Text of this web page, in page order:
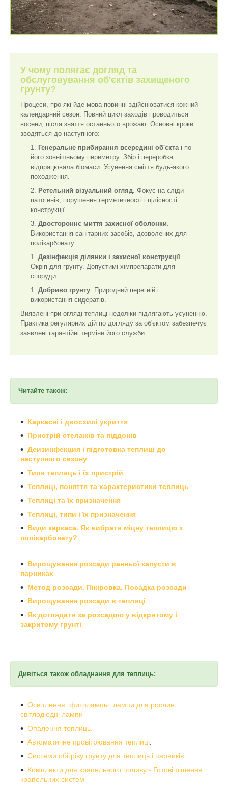
У чому полягає догляд та
обслуговування об'єктів захищеного
грунту?
Процеси, про які йде мова повинні здійснюватися кожний
календарний сезон. Повний цикл заходів проводиться
восени, після зняття останнього врожаю. Основні кроки
зводяться до наступного:
Генеральне прибирання всередині об'єктаі по
його зовнішньому периметру. Збір і переробка
відпрацювала біомаси. Усунення сміття будь-якого
походження.
Ретельний візуальний огляд. Фокус на сліди
патогенів, порушення герметичності і цілісності
конструкції.
Двостороннє миття захисної оболонки.
Використання санітарних засобів, дозволених для
полікарбонату.
Дезінфекція ділянки і захисної конструкції.
Окріп для грунту. Допустимі хімпрепарати для
споруди.
Добриво грунту. Природний перегній і
використання сидератів.
Виявлені при огляді теплиці недоліки підлягають усуненню.
Практика регулярних дій по догляду за об'єктом забезпечує
заявлені гарантійні терміни його служби.
Читайте також:
Каркасні і двосхилі укриття
Пристрій стелажів та піддонів
Деизинфекция і підготовка теплиці до
наступного сезону
Типи теплиць і їх пристрій
Теплиці, поняття та характеристики теплиць
Теплиці та їх призначення
Теплиці, типи і їх призначення
Види каркаса. Як вибрати міцну теплицю з
полікарбонату?
Вирощування розсади ранньої капусти в
парниках
Метод розсади. Пікіровка. Посадка розсади
Вирощування розсади в теплиці
Як доглядати за розсадою у відкритому і
закритому грунті
Дивіться також обладнання для теплиць:
Освітлення: фитолампы, лампи для рослин,
світлодіодні лампи
Опалення теплиць.
Автоматичне провітрювання теплиці.
Системи обігріву грунту для теплиць і парників.
Комплекти для крапельного поливу - Готові рішення
крапельних систем